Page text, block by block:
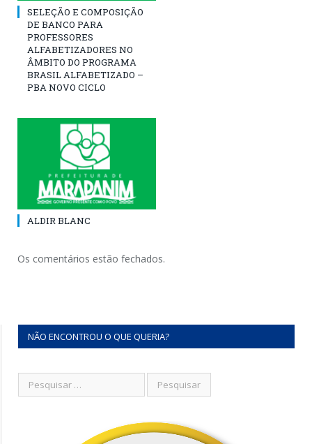
SELEÇÃO E COMPOSIÇÃO
DE BANCO PARA
PROFESSORES
ALFABETIZADORES NO
ÂMBITO DO PROGRAMA
BRASIL ALFABETIZADO –
PBA NOVO CICLO
ALDIR BLANC
Os comentários estão fechados.
NÃO ENCONTROU O QUE QUERIA?